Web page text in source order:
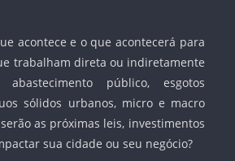
acontece e o que acontecerá para
trabalham direta ou indiretamente
público, esgotos
sólidos urbanos, micro e macro
as próximas leis, investimentos
sua cidade ou seu negócio?